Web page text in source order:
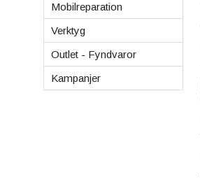
Mobilreparation
Verktyg
Outlet - Fyndvaror
Kampanjer